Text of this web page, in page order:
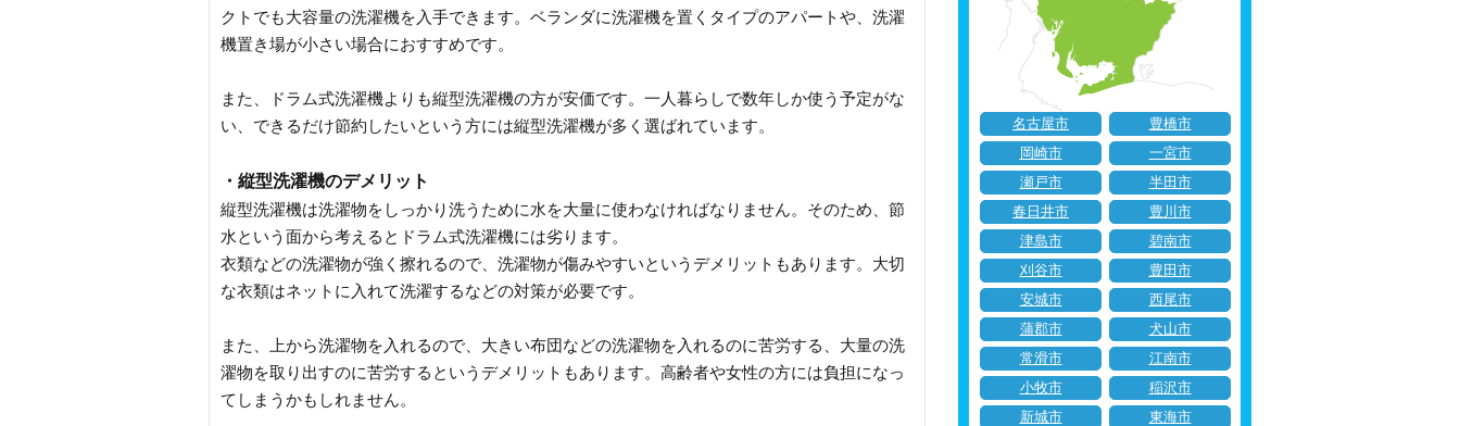
クトでも大容量の洗濯機を入手できます。ベランダに洗濯機を置くタイプのアパートや、洗濯
機置き場が小さい場合におすすめです。
また、ドラム式洗濯機よりも縦型洗濯機の方が安価です。一人暮らしで数年しか使う予定がな
い、できるだけ節約したいという方には縦型洗濯機が多く選ばれています。
・縦型洗濯機のデメリット
縦型洗濯機は洗濯物をしっかり洗うために水を大量に使わなければなりません。そのため、節
水という面から考えるとドラム式洗濯機には劣ります。
衣類などの洗濯物が強く擦れるので、洗濯物が傷みやすいというデメリットもあります。大切
な衣類はネットに入れて洗濯するなどの対策が必要です。
また、上から洗濯物を入れるので、大きい布団などの洗濯物を入れるのに苦労する、大量の洗
濯物を取り出すのに苦労するというデメリットもあります。高齢者や女性の方には負担になっ
てしまうかもしれません。
名古屋市
豊橋市
岡崎市
一宮市
瀬戸市
半田市
春日井市
豊川市
津島市
碧南市
刈谷市
豊田市
安城市
西尾市
蒲郡市
犬山市
常滑市
江南市
小牧市
稲沢市
新城市
東海市